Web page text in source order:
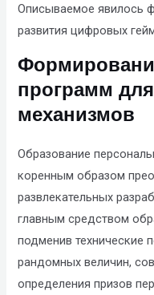
Описываемое явилось
развития цифровых
программ
механизмов
Образование
коренным образом
развлекательных
главным средством
подменив технические
рандомных величин,
определения призов